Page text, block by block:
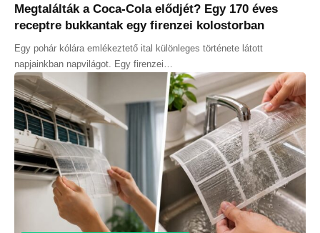
Megtalálták a Coca-Cola elődjét? Egy 170 éves
receptre bukkantak egy firenzei kolostorban
Egy pohár kólára emlékeztető ital különleges története látott
napjainkban napvilágot. Egy firenzei